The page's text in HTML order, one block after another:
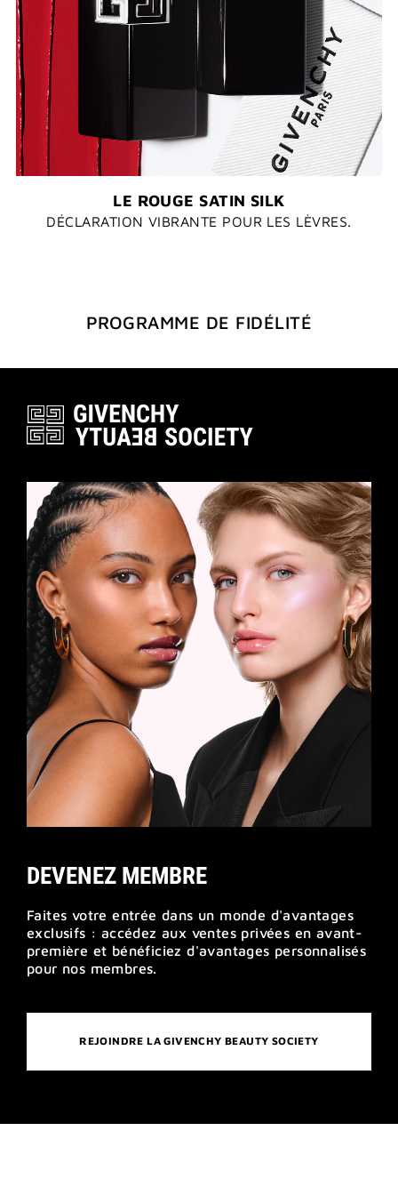
LE ROUGE SATIN SILK
DÉCLARATION VIBRANTE POUR LES LÈVRES.
PROGRAMME DE FIDÉLITÉ
DEVENEZ MEMBRE
Faites votre entrée dans un monde d'avantages
exclusifs : accédez aux ventes privées en avant-
première et bénéficiez d'avantages personnalisés
pour nos membres.
REJOINDRE LA GIVENCHY BEAUTY SOCIETY